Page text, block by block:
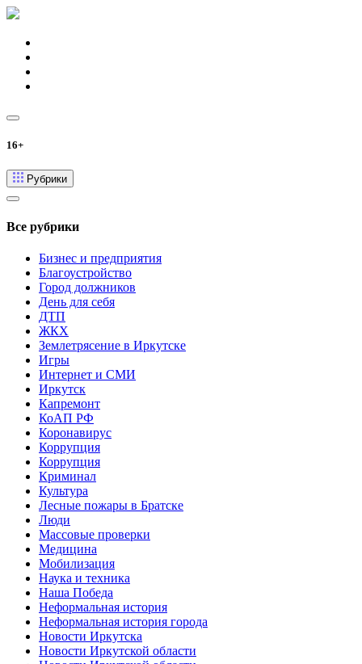
16+
Рубрики
Все рубрики
Бизнес и предприятия
Благоустройство
Город должников
День для себя
ДТП
ЖКХ
Землетрясение в Иркутске
Игры
Интернет и СМИ
Иркутск
Капремонт
КоАП РФ
Коронавирус
Коррупция
Коррупция
Криминал
Культура
Лесные пожары в Братске
Люди
Массовые проверки
Медицина
Мобилизация
Наука и техника
Наша Победа
Неформальная история
Неформальная история города
Новости Иркутска
Новости Иркутской области